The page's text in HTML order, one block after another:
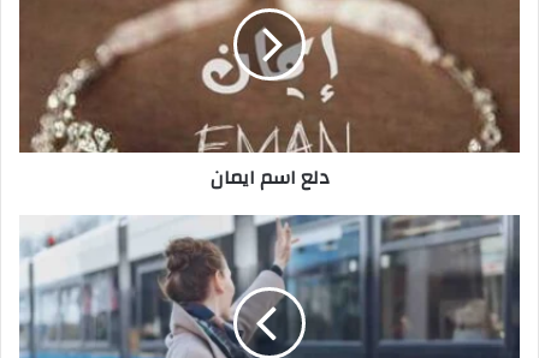
دلع اسم ايمان